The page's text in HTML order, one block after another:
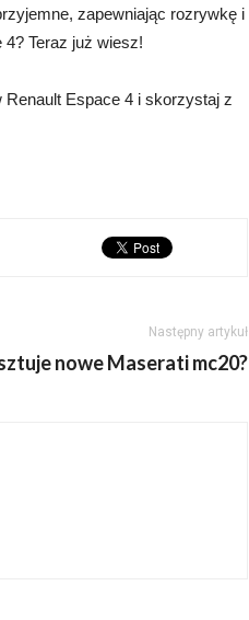
zapewniając rozrywkę i
Teraz już wiesz!
Renault Espace 4 i skorzystaj z
Następny artykuł
nowe Maserati mc20?